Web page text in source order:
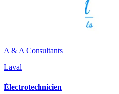
A & A Consultants
Laval
Électrotechnicien